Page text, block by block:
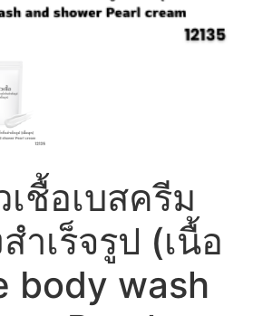
ชื้อเบสครีม
ำเร็จรูป (เนื้อ
body wash